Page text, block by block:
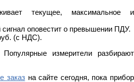
текущее, максимальное и
сигнал оповестит о превышении ПДУ.
(с НДС).
Популярные измерители разбирают
заказна сайте сегодня, пока прибор